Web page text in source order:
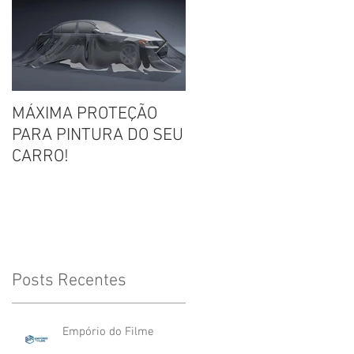
MÁXIMA PROTEÇÃO
PARA PINTURA DO SEU
CARRO!
Posts Recentes
Empório do Filme